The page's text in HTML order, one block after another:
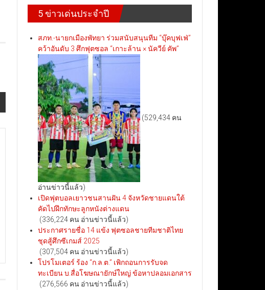
5 ข่าวเด่นประจำปี
สภท.-นายกเมืองพัทยา ร่วมสนับสนุนทีม “บุ๊คบุฟเฟ่”
คว้าอันดับ 3 ศึกฟุตซอล “เกาะล้าน × นัควีย์ คัพ”
(529,434 คน
อ่านข่าวนี้แล้ว)
เปิดฟุตบอลเยาวชนสานฝัน 4 จังหวัดชายแดนใต้
คัดไปฝึกทักษะลูกหนังต่างแดน
(336,224 คน อ่านข่าวนี้แล้ว)
ประกาศรายชื่อ 14 แข้ง ฟุตซอลชายทีมชาติไทย
ชุดสู้ศึกซีเกมส์ 2025
(307,504 คน อ่านข่าวนี้แล้ว)
โปรโมเตอร์ ร้อง “ก.ล.ต.” เพิกถอนการรับจด
ทะเบียน บ.สื่อโฆษณายักษ์ใหญ่ ข้อหาปลอมเอกสาร
(276,566 คน อ่านข่าวนี้แล้ว)